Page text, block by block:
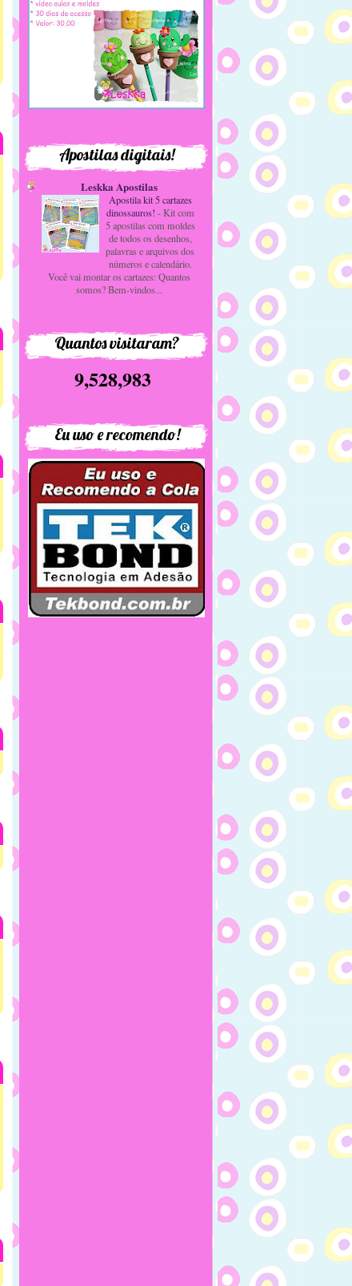
Apostilas digitais!
Leskka Apostilas
Apostila kit 5 cartazes
dinossauros! -Kit com
5 apostilas com moldes
de todos os desenhos,
palavras e arquivos dos
números e calendário.
Você vai montar os cartazes: Quantos
somos? Bem-vindos...
Quantos visitaram?
9,528,983
Eu uso e recomendo!